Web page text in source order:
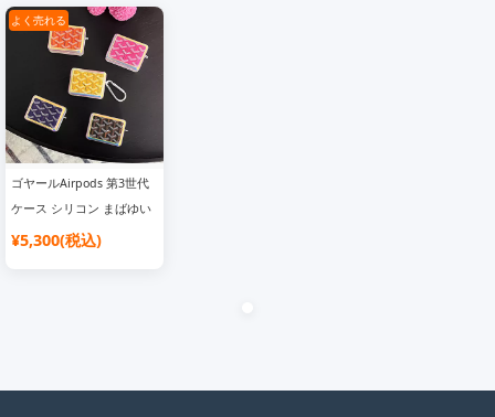
よく売れる
ゴヤールAirpods 第3世代
ケース シリコン まばゆい
新作 goyard イヤホンケー
¥5,300(税込)